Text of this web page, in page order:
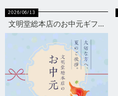
2026/06/13
文明堂総本店のお中元ギフ...